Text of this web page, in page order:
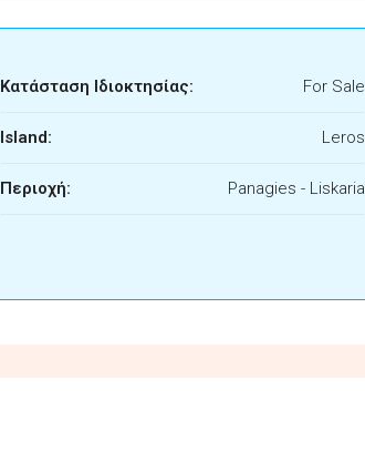
Κατάσταση Ιδιοκτησίας: For Sale
Island: Leros
Περιοχή: Panagies - Liskaria